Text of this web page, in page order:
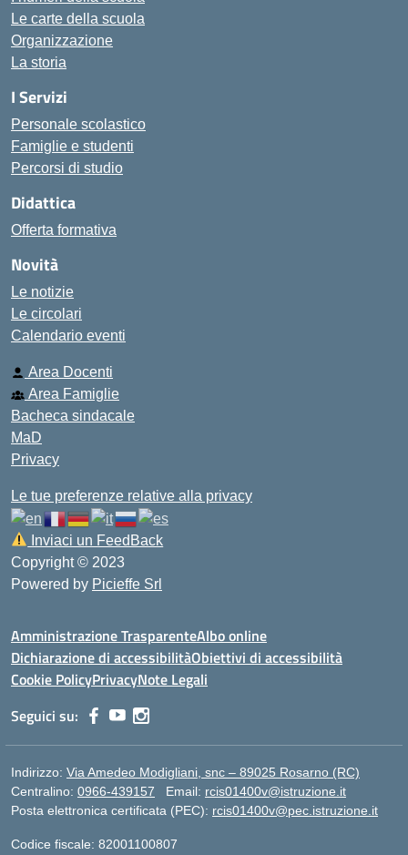
Le carte della scuola
Organizzazione
La storia
I Servizi
Personale scolastico
Famiglie e studenti
Percorsi di studio
Didattica
Offerta formativa
Novità
Le notizie
Le circolari
Calendario eventi
Area Docenti
Area Famiglie
Bacheca sindacale
MaD
Privacy
Le tue preferenze relative alla privacy
Inviaci un FeedBack
Copyright © 2023
Powered by Picieffe Srl
Amministrazione TrasparenteAlbo online
Dichiarazione di accessibilitàObiettivi di accessibilità
Cookie PolicyPrivacyNote Legali
Seguici su:
Indirizzo: Via Amedeo Modigliani, snc – 89025 Rosarno (RC)
Centralino: 0966-439157 Email: rcis01400v@istruzione.it
Posta elettronica certificata (PEC): rcis01400v@pec.istruzione.it
Codice fiscale: 82001100807